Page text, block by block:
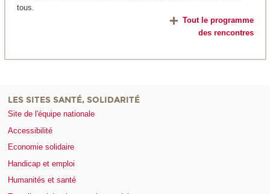
tous.
Tout le programme
des rencontres
LES SITES SANTÉ, SOLIDARITÉ
Site de l'équipe nationale
Accessibilité
Economie solidaire
Handicap et emploi
Humanités et santé